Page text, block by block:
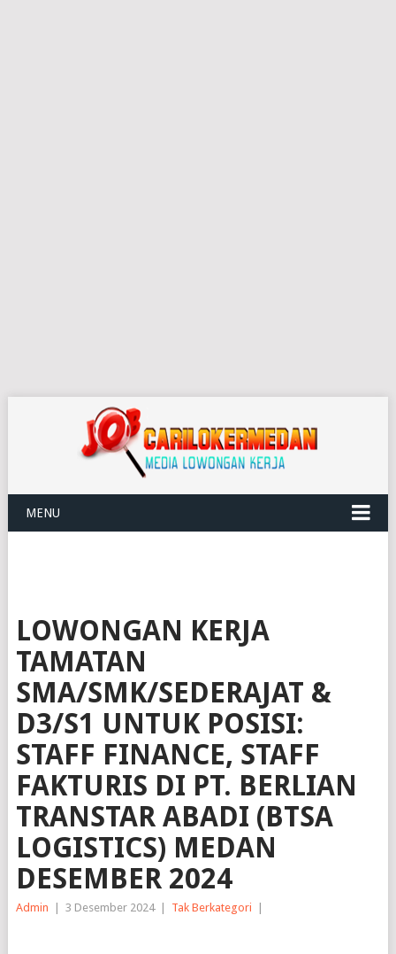
MENU
LOWONGAN KERJA
TAMATAN
SMA/SMK/SEDERAJAT &
D3/S1 UNTUK POSISI:
STAFF FINANCE, STAFF
FAKTURIS DI PT. BERLIAN
TRANSTAR ABADI (BTSA
LOGISTICS) MEDAN
DESEMBER 2024
Admin 3 Desember 2024 Tak Berkategori